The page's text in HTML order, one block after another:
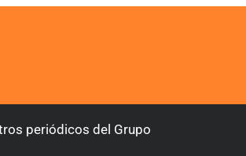
periódicos del Grupo